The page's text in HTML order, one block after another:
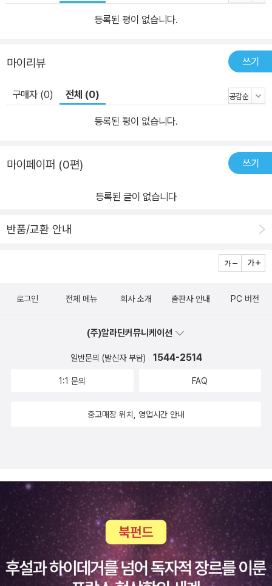
등록된 평이 없습니다.
마이리뷰 쓰기
구매자 (0) 전체 (0)
등록된 평이 없습니다.
마이페이퍼 (0편) 쓰기
등록된 글이 없습니다
반품/교환 안내
로그인 전체 메뉴 회사 소개 출판사 안내 PC 버전
(주)알라딘커뮤니케이션
일반문의 (발신자 부담) 1544-2514
1:1 문의 FAQ
중고매장 위치, 영업시간 안내